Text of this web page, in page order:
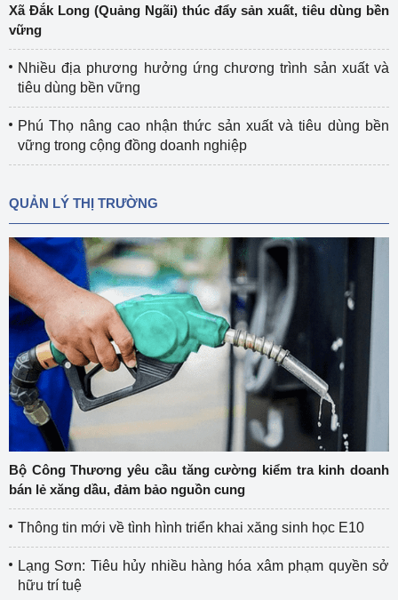
Xã Đắk Long (Quảng Ngãi) thúc đẩy sản xuất, tiêu dùng bền
vững
Nhiều địa phương hưởng ứng chương trình sản xuất và
tiêu dùng bền vững
Phú Thọ nâng cao nhận thức sản xuất và tiêu dùng bền
vững trong cộng đồng doanh nghiệp
QUẢN LÝ THỊ TRƯỜNG
Bộ Công Thương yêu cầu tăng cường kiểm tra kinh doanh
bán lẻ xăng dầu, đảm bảo nguồn cung
Thông tin mới về tình hình triển khai xăng sinh học E10
Lạng Sơn: Tiêu hủy nhiều hàng hóa xâm phạm quyền sở
hữu trí tuệ